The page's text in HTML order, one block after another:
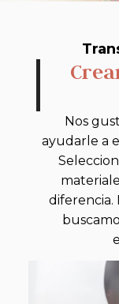
Nos
ayudarle a
diferencia.